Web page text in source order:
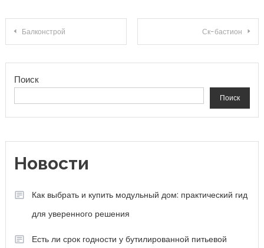
Навигация по записям
Балконстрой Ск-бастион
Поиск
Поиск
Новости
Как выбрать и купить модульный дом: практический гид
для уверенного решения
Есть ли срок годности у бутилированной питьевой